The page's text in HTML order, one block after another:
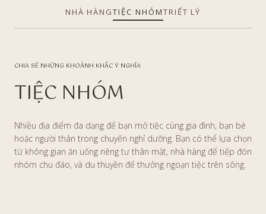
NHÀ HÀNGTIỆC NHÓMTRIẾT LÝ
CHIA SẺ NHỮNG KHOẢNH KHẮC Ý NGHĨA
TIỆC NHÓM
Nhiều địa điểm đa dạng để bạn mở tiệc cùng gia đình, bạn bè
hoặc người thân trong chuyến nghỉ dưỡng. Bạn có thể lựa chọn
từ không gian ăn uống riêng tư thân mật, nhà hàng để tiếp đón
nhóm chu đáo, và du thuyền để thưởng ngoạn tiệc trên sông.